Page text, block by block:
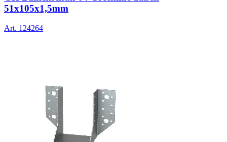
51x105x1,5mm
Art. 124264